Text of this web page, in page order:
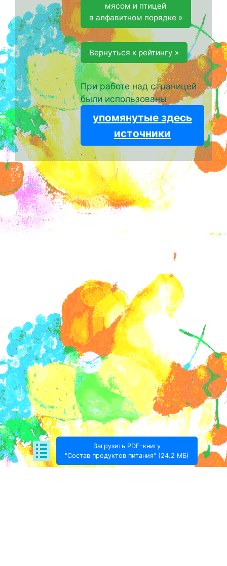
мясом и птицей
в алфавитном порядке »
Вернуться к рейтингу »
При работе над страницей
были использованы
упомянутые здесь
источники
.
Загрузить PDF-книгу
"Состав продуктов питания" (24.2 МБ)